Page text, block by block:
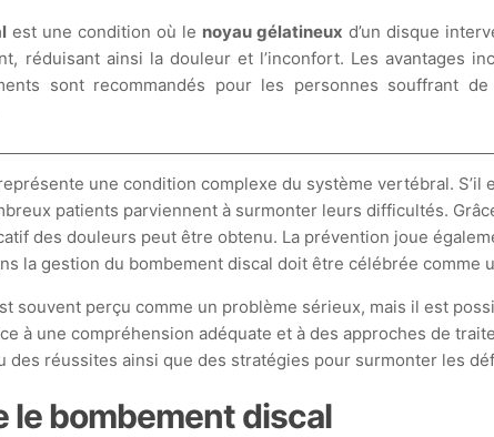
est une condition où le noyau gélatineux d’un disque
réduisant ainsi la douleur et l’inconfort. Les avantages
sont recommandés pour les personnes souffrant
une condition complexe du système vertébral.
patients parviennent à surmonter leurs difficultés.
des douleurs peut être obtenu. La prévention joue
la gestion du bombement discal doit être célébrée comme
souvent perçu comme un problème sérieux, mais il est
à une compréhension adéquate et à des approches de
des réussites ainsi que des stratégies pour surmonter les
le bombement discal